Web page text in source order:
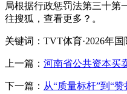
局根据行政惩罚法第三十第
往搜狐，查看更多？。
关键词：TVT体育·2026年
上一篇： 河南省公共资本买
下一篇： 从“质量标杆”到“